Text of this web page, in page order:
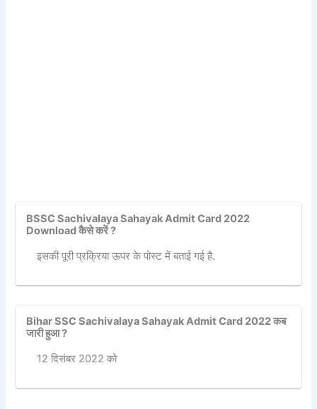
BSSC Sachivalaya Sahayak Admit Card 2022
Download कैसे करें ?
इसकी पूरी प्रक्रिया ऊपर के पोस्ट में बताई गई है.
Bihar SSC Sachivalaya Sahayak Admit Card 2022 कब
जारी हुआ ?
12 दिसंबर 2022 को